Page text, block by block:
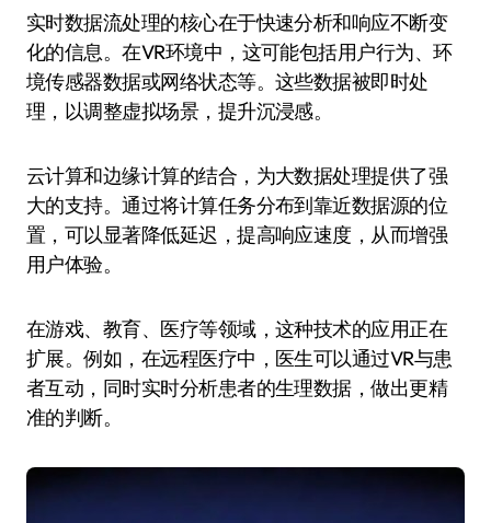
实时数据流处理的核心在于快速分析和响应不断变
化的信息。在VR环境中，这可能包括用户行为、环
境传感器数据或网络状态等。这些数据被即时处
理，以调整虚拟场景，提升沉浸感。
云计算和边缘计算的结合，为大数据处理提供了强
大的支持。通过将计算任务分布到靠近数据源的位
置，可以显著降低延迟，提高响应速度，从而增强
用户体验。
在游戏、教育、医疗等领域，这种技术的应用正在
扩展。例如，在远程医疗中，医生可以通过VR与患
者互动，同时实时分析患者的生理数据，做出更精
准的判断。